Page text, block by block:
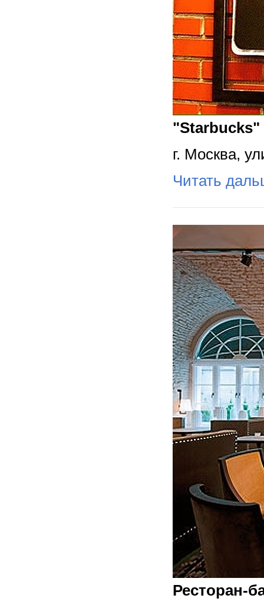
"Starbucks"
г. Москва,
Читать
Ресторан-